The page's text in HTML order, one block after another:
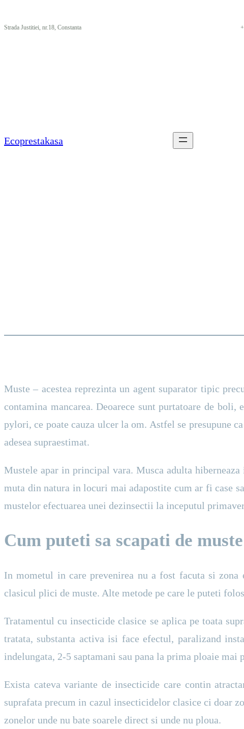
la
Strada Justitiei, nr.18, Constanta
Ecoprestakasa
Muste – acestea reprezinta un agent suparator tipic
contamina mancarea. Deoarece sunt purtatoare de
pylori, ce poate cauza ulcer la om. Astfel se presupune
adesea supraestimat.
Mustele apar in principal vara. Musca adulta
muta din natura in locuri mai adapostite cum ar fi case
mustelor efectuarea unei dezinsectii la inceputul
Cum puteti sa scapati de muste
In mometul in care prevenirea nu a fost facuta si
clasicul plici de muste. Alte metode pe care le puteti
Tratamentul cu insecticide clasice se aplica pe toata
tratata, substanta activa isi face efectul, paralizand
indelungata, 2-5 saptamani sau pana la prima ploaie mai
Exista cateva variante de insecticide care contin
suprafata precum in cazul insecticidelor clasice ci doar
zonelor unde nu bate soarele direct si unde nu ploua.